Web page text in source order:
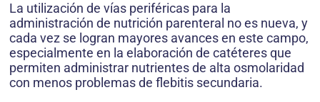
La utilización de vías periféricas para la
administración de nutrición parenteral no es nueva, y
cada vez se logran mayores avances en este campo,
especialmente en la elaboración de catéteres que
permiten administrar nutrientes de alta osmolaridad
con menos problemas de flebitis secundaria.